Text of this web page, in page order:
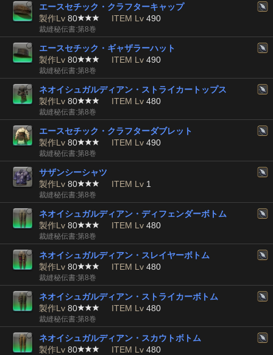
エースセチック・クラフターキャップ
製作Lv 80 ITEM Lv 490
裁縫秘伝書:第8巻
エースセチック・ギャザラーハット
製作Lv 80 ITEM Lv 490
裁縫秘伝書:第8巻
ネオイシュガルディアン・ストライカートップス
製作Lv 80 ITEM Lv 480
裁縫秘伝書:第8巻
エースセチック・クラフターダブレット
製作Lv 80 ITEM Lv 490
裁縫秘伝書:第8巻
サザンシーシャツ
製作Lv 80 ITEM Lv 1
裁縫秘伝書:第8巻
ネオイシュガルディアン・ディフェンダーボトム
製作Lv 80 ITEM Lv 480
裁縫秘伝書:第8巻
ネオイシュガルディアン・スレイヤーボトム
製作Lv 80 ITEM Lv 480
裁縫秘伝書:第8巻
ネオイシュガルディアン・ストライカーボトム
製作Lv 80 ITEM Lv 480
裁縫秘伝書:第8巻
ネオイシュガルディアン・スカウトボトム
製作Lv 80 ITEM Lv 480